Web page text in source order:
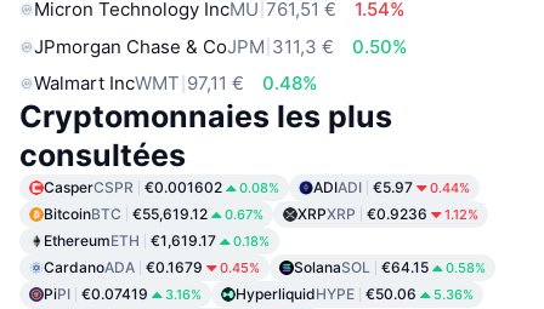
Micron Technology IncMU 761,51 €
1.54%
JPmorgan Chase & CoJPM 311,3 €
0.50%
Walmart IncWMT 97,11 € 0.48%
Cryptomonnaies les plus
consultées
CasperCSPR €0.001602 0.08% ADIADI €5.97 0.44%
BitcoinBTC €55,619.12 0.67% XRPXRP €0.9236 1.12%
EthereumETH €1,619.17 0.18%
CardanoADA €0.1679 0.45% SolanaSOL €64.15 0.58%
PiPI €0.07419 3.16% HyperliquidHYPE €50.06 5.36%